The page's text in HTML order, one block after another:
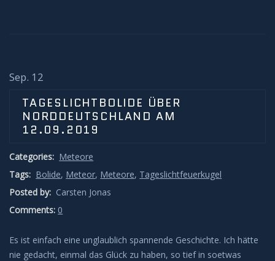
Sonnenhalos
Sonnenunter und -aufgänge
Strahlenbüschel
Kelvin Helmholtz
Sep. 12
TAGESLICHTBOLIDE ÜBER
NORDDEUTSCHLAND AM
12.09.2019
Categories: Meteore
Tags: Bolide, Meteor, Meteore, Tageslichtfeuerkugel
Posted by: Carsten Jonas
Comments: 0
Es ist einfach eine unglaublich spannende Geschichte. Ich hätte
nie gedacht, einmal das Glück zu haben, so tief in soetwas